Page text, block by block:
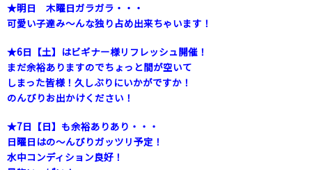
★明日 木曜日ガラガラ・・・
可愛い子達み～んな独り占め出来ちゃいます！
★6日【土】はビギナー様リフレッシュ開催！
まだ余裕ありますのでちょっと間が空いて
しまった皆様！久しぶりにいかがですか！
のんびりお出かけください！
★7日【日】も余裕ありあり・・・
日曜日はの～んびりガッツリ予定！
水中コンディション良好！